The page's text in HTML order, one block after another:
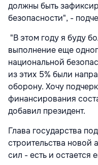
должны быть
безопасности", -
"В этом году я буду
выполнение еще
национальной
из этих 5% были
оборону. Хочу
финансирования
добавил президент.
Глава государства
строительства
сил - есть и